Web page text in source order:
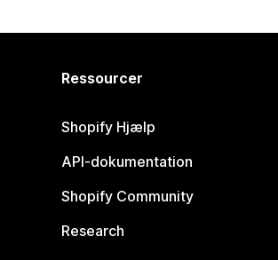
Ressourcer
Shopify Hjælp
API-dokumentation
Shopify Community
Research